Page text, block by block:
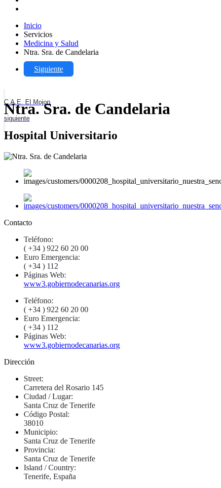
Inicio
Servicios
Medicina y Salud
Ntra. Sra. de Candelaria
Siguiente
C.A.E. El Mojon
siguiente
Ntra. Sra. de Candelaria
Hospital Universitario
Contacto
Teléfono:
( +34 ) 922 60 20 00
Euro Emergencia:
( +34 ) 112
Páginas Web:
www3.gobiernodecanarias.org
Teléfono:
( +34 ) 922 60 20 00
Euro Emergencia:
( +34 ) 112
Páginas Web:
www3.gobiernodecanarias.org
Dirección
Street:
Carretera del Rosario 145
Ciudad / Lugar:
Santa Cruz de Tenerife
Código Postal:
38010
Municipio:
Santa Cruz de Tenerife
Provincia:
Santa Cruz de Tenerife
Island / Country:
Tenerife, España